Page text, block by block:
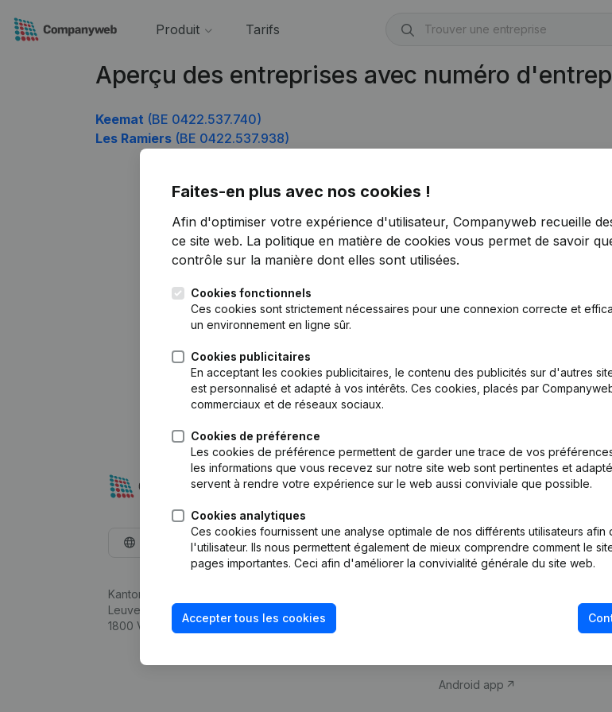
Produit Tarifs
Aperçu des entreprises avec numéro
Keemat (BE 0422.537.740)
Les Ramiers (BE 0422.537.938)
Faites-en plus avec nos cookies !
Afin d'optimiser votre expérience d'utilisateur, Companyweb recueille
ce site web. La politique en matière de cookies vous permet de savoir
contrôle sur la manière dont elles sont utilisées.
Cookies fonctionnels
Ces cookies sont strictement nécessaires pour une connexion correcte et
un environnement en ligne sûr.
Cookies publicitaires
En acceptant les cookies publicitaires, le contenu des publicités sur d'autres
est personnalisé et adapté à vos intérêts. Ces cookies, placés par
commerciaux et de réseaux sociaux.
Cookies de préférence
Les cookies de préférence permettent de garder une trace de vos
les informations que vous recevez sur notre site web sont pertinentes et
servent à rendre votre expérience sur le web aussi conviviale que possible.
Cookies analytiques
Ces cookies fournissent une analyse optimale de nos différents utilisateurs
l'utilisateur. Ils nous permettent également de mieux comprendre comment le
pages importantes. Ceci afin d'améliorer la convivialité générale du site web.
Accepter tous les cookies
Français
Kantorenpark Everest
Leuvensesteenweg 248D,
1800 Vilvoorde
Produit
d’entreprise
Monitoring
Android app